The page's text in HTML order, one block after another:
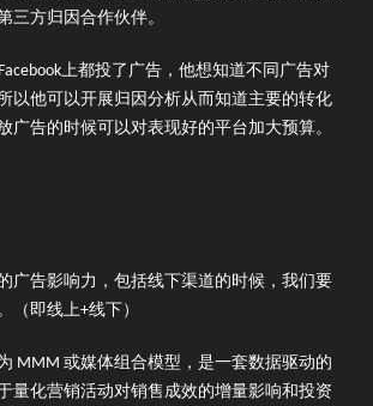
三方归因合作伙伴。
上都投了广告，他想知道不同广告对
以他可以开展归因分析从而知道主要的转化
广告的时候可以对表现好的平台加大预算。
广告影响力，包括线下渠道的时候，我们要
（即线上+线下）
MMM 或媒体组合模型，是一套数据驱动的
量化营销活动对销售成效的增量影响和投资